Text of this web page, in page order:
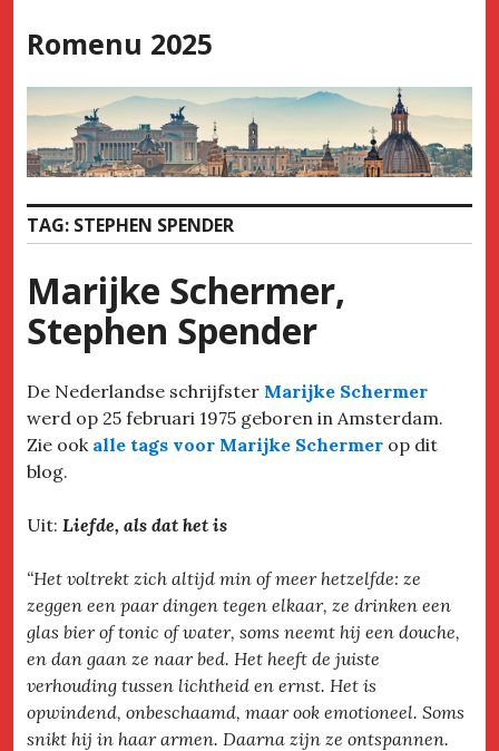
to
Romenu 2025
TAG: STEPHEN SPENDER
Marijke Schermer,
Stephen Spender
De Nederlandse schrijfster Marijke Schermer
werd op 25 februari 1975 geboren in Amsterdam.
Zie ook alle tags voor Marijke Schermer op dit
blog.
Uit: Liefde, als dat het is
“Het voltrekt zich altijd min of meer hetzelfde: ze
zeggen een paar dingen tegen elkaar, ze drinken een
glas bier of tonic of water, soms neemt hij een douche,
en dan gaan ze naar bed. Het heeft de juiste
verhouding tussen lichtheid en ernst. Het is
opwindend, onbeschaamd, maar ook emotioneel. Soms
snikt hij in haar armen. Daarna zijn ze ontspannen.